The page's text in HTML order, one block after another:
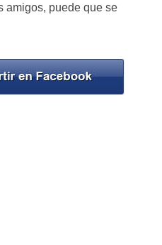
amigos, puede que se